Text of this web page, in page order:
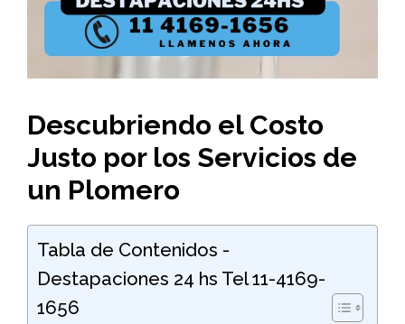
Descubriendo el Costo
Justo por los Servicios de
un Plomero
Tabla de Contenidos -
Destapaciones 24 hs Tel 11-4169-
1656